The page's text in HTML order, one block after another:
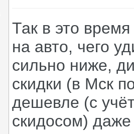
Так в это
на авто, чего
сильно ниже,
скидки (в Мск
дешевле (с
скидосом)